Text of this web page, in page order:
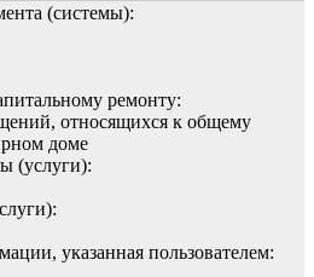
(системы):
ремонту:
относящихся к общему
доме
(услуги):
указанная пользователем: